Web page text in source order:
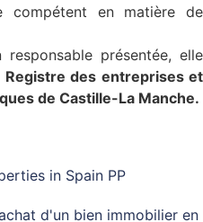
compétent en matière de
présentée, elle
Registre des entreprises et
de Castille-La Manche.